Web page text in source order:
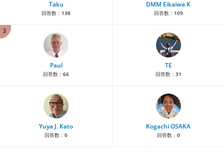
Taku
回答数： 138
DMM Eikaiwa K
回答数： 109
3
Paul
回答数： 66
TE
回答数： 31
Yuya J. Kato
回答数： 0
Kogachi OSAKA
回答数： 0